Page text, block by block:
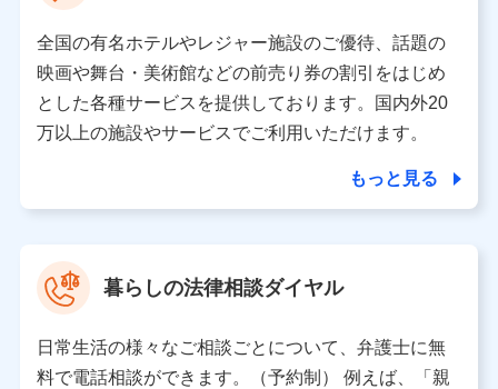
所・代表者名】
当該個人データを取り扱う各共同利用者（詳細は次のとお
り）
東京都千代田区永田町2丁目11番1号 山王パークタワー
株式会社NTTドコモ 代表取締役社長 前田 義晃
東京都中央区日本橋人形町2-14-10 アーバンネット日本橋
ビル 3F
※ 当社および株式会社NTTドコモは、お客さまの情報を利
データ憲章」に定める行動原則を順守します 。
※ パーソナルデータダッシュボードの「第三者提供の管
全国の有名ホテルやレジャー施設のご優待、話題の
映画や舞台・美術館などの前売り券の割引をはじめ
とした各種サービスを提供しております。国内外20
万以上の施設やサービスでご利用いただけます。
もっと見る
暮らしの法律相談ダイヤル
日常生活の様々なご相談ごとについて、弁護士に無
料で電話相談ができます。（予約制） 例えば、「親